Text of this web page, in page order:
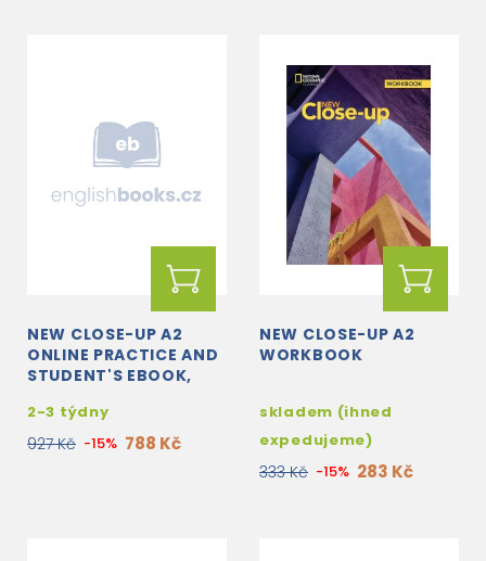
NEW CLOSE-UP A2
ONLINE PRACTICE AND
STUDENT'S EBOOK,
CODE
2-3 týdny
927 Kč -15% 788 Kč
NEW CLOSE-UP A2
WORKBOOK
skladem (ihned
expedujeme)
333 Kč -15% 283 Kč